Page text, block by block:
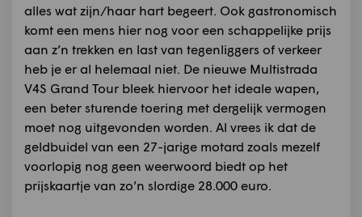
alles wat zijn/haar hart begeert. Ook gastronomisch
komt een mens hier nog voor een schappelijke prijs
aan z’n trekken en last van tegenliggers of verkeer
heb je er al helemaal niet. De nieuwe Multistrada
V4S Grand Tour bleek hiervoor het ideale wapen,
een beter sturende toering met dergelijk vermogen
moet nog uitgevonden worden. Al vrees ik dat de
geldbuidel van een 27-jarige motard zoals mezelf
voorlopig nog geen weerwoord biedt op het
prijskaartje van zo’n slordige 28.000 euro.